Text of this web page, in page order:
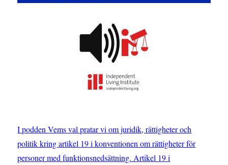
I podden Vems val pratar vi om juridik, rättigheter och
politik kring artikel 19 i konventionen om rättigheter för
personer med funktionsnedsättning. Artikel 19 i